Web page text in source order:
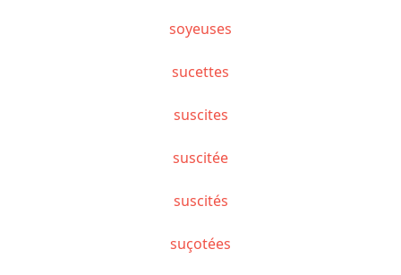
soyeuses
sucettes
suscites
suscitée
suscités
suçotées